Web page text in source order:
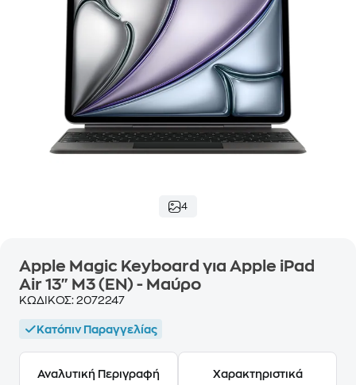
4
Apple Magic Keyboard για Apple iPad
Air 13" M3 (EN) - Μαύρο
ΚΩΔΙΚΟΣ: 2072247
Κατόπιν Παραγγελίας
Αναλυτική Περιγραφή Χαρακτηριστικά